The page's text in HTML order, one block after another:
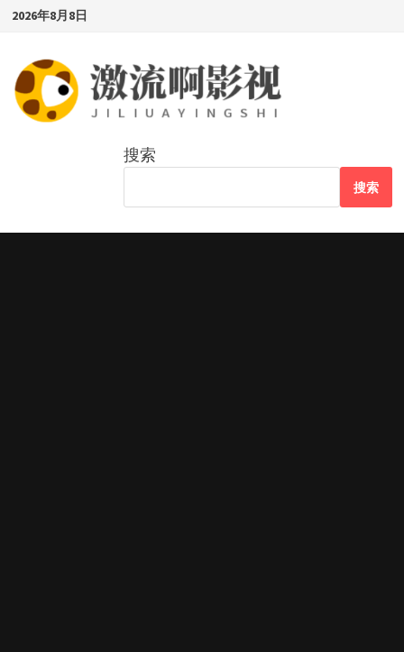
Skip
content
2026年8月8日
搜索
搜索